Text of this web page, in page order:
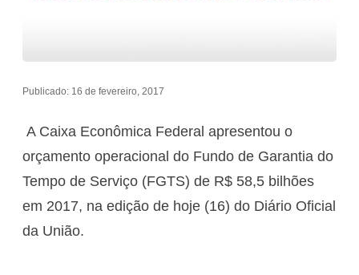
Publicado: 16 de fevereiro, 2017
A Caixa Econômica Federal apresentou o
orçamento operacional do Fundo de Garantia do
Tempo de Serviço (FGTS) de R$ 58,5 bilhões
em 2017, na edição de hoje (16) do Diário Oficial
da União.